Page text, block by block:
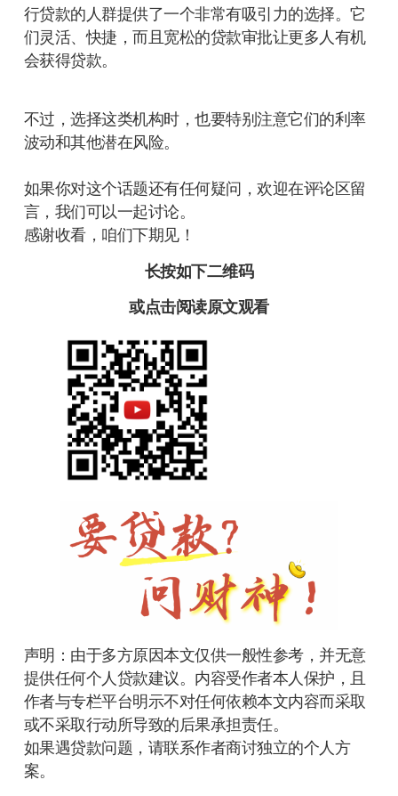
行贷款的人群提供了一个非常有吸引力的选择。它
们灵活、快捷，而且宽松的贷款审批让更多人有机
会获得贷款。
不过，选择这类机构时，也要特别注意它们的利率
波动和其他潜在风险。
如果你对这个话题还有任何疑问，欢迎在评论区留
言，我们可以一起讨论。
感谢收看，咱们下期见！
长按如下二维码
或点击阅读原文观看
声明：由于多方原因本文仅供一般性参考，并无意
提供任何个人贷款建议。内容受作者本人保护，且
作者与专栏平台明示不对任何依赖本文内容而采取
或不采取行动所导致的后果承担责任。
如果遇贷款问题，请联系作者商讨独立的个人方
案。